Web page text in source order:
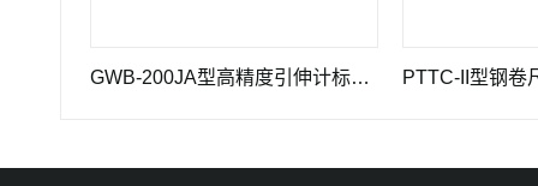
GWB-200JA型高精度引伸计标定仪长度计量器具